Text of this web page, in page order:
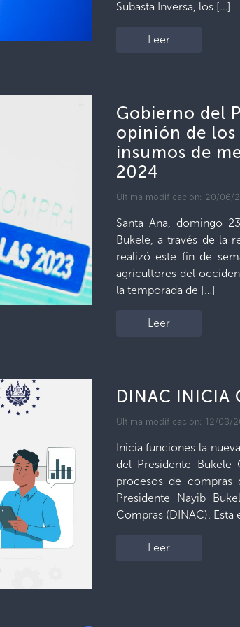
Subasta Inversa, los […]
Leer
Gobierno del
opinión de
insumos de
2024
Última modificación: 20/06/
Santa Ana, domingo
Bukele, a través de la
realizó este fin de
agricultores del
la temporada de […]
Leer
DINAC INICIA
Última modificación: 12/03/
Inicia funciones la
del Presidente
procesos de compras
Presidente Nayib
Compras (DINAC). Esta
Leer